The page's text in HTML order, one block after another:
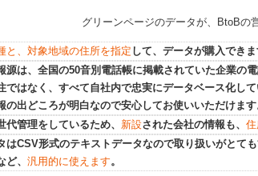
グリーンページのデータが、BtoBの
と、対象地域の住所を指定 して、データが購入できま
源は、全国の50音別電話帳に掲載されていた企業の
ではなく、すべて自社内で忠実にデータベース化して
の出どころが明白なので安心してお使いいただけます
代管理をしているため、 新設された会社の情報も、
はCSV形式のテキストデータなので取り扱いがとて
ど、 汎用的に使えます。